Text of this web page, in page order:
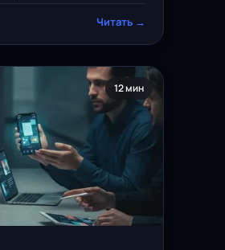
Читать →
12 мин